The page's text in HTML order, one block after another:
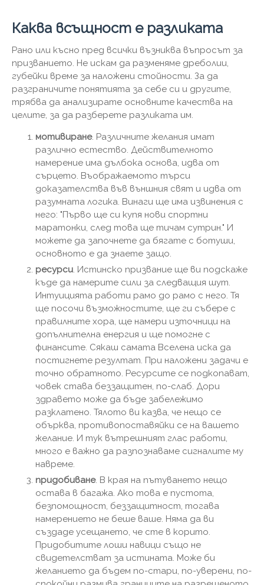
Каква всъщност е разликата
Рано или късно пред всички възниква въпросът за
призванието. Не искам да разменяме дреболии,
губейки време за наложени стойности. За да
разграничите понятията за себе си и другите,
трябва да анализирате основните качества на
целите, за да разберете разликата им.
мотивиране. Различните желания имат
различно естество. Действителното
намерение има дълбока основа, идва от
сърцето. Въображаемото търси
доказателства във външния свят и идва от
разумната логика. Винаги ще има извинения с
него: "Първо ще си купя нови спортни
маратонки, след това ще тичам сутрин." И
можете да започнете да бягате с ботуши,
основното е да знаете защо.
ресурси. Истинско призвание ще ви подскаже
къде да намерите сили за следващия шут.
Интуицията работи рамо до рамо с него. Тя
ще посочи възможностите, ще ги събере с
правилните хора, ще намери източници на
допълнителна енергия и ще помогне с
финансите. Сякаш самата Вселена иска да
постигнете резултат. При наложени задачи е
точно обратното. Ресурсите се подкопават,
човек става беззащитен, по-слаб. Дори
здравето може да бъде забележимо
разклатено. Тялото ви казва, че нещо се
обърква, противопоставяйки се на вашето
желание. И тук вътрешният глас работи,
много е важно да разпознаваме сигналите му
навреме.
придобиване. В края на пътуването нещо
остава в багажа. Ако това е пустота,
безпомощност, беззащитност, тогава
намерението не беше ваше. Няма да ви
създаде усещането, че сте в корито.
Придобитите лоши навици също не
свидетелстват за истината. Може би
желанието да бъдем по-стари, по-уверени, по-